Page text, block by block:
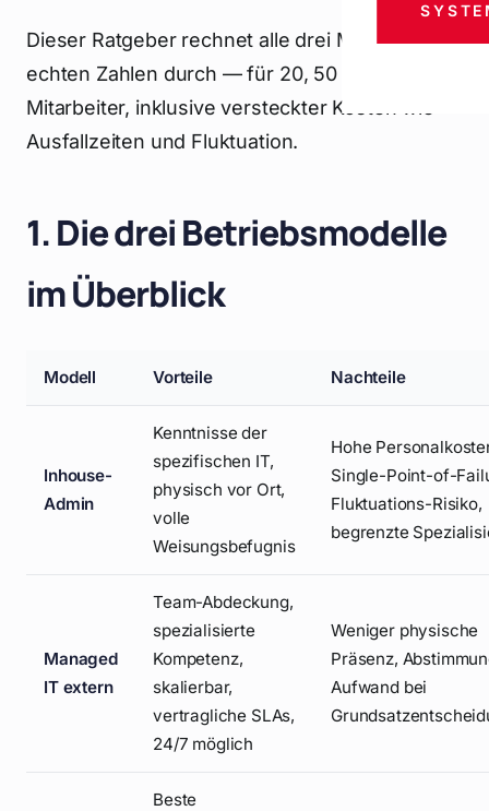
Dieser Ratgeber rechnet alle drei Modelle mit
echten Zahlen durch — für 20, 50 und 100
Mitarbeiter, inklusive versteckter Kosten wie
Ausfallzeiten und Fluktuation.
1. Die drei Betriebsmodelle
im Überblick
Modell Vorteile Nachteile
Inhouse-
Admin
Kenntnisse der
spezifischen IT,
physisch vor Ort,
volle
Weisungsbefugnis
Hohe
Single-Point-of-
Fluktuations-Risiko,
begrenzte
Managed
IT extern
Team-Abdeckung,
spezialisierte
Kompetenz,
skalierbar,
vertragliche SLAs,
24/7 möglich
Weniger physische
Präsenz,
Aufwand bei
Beste